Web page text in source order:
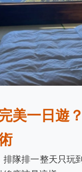
美一日遊
排隊排一整天只玩